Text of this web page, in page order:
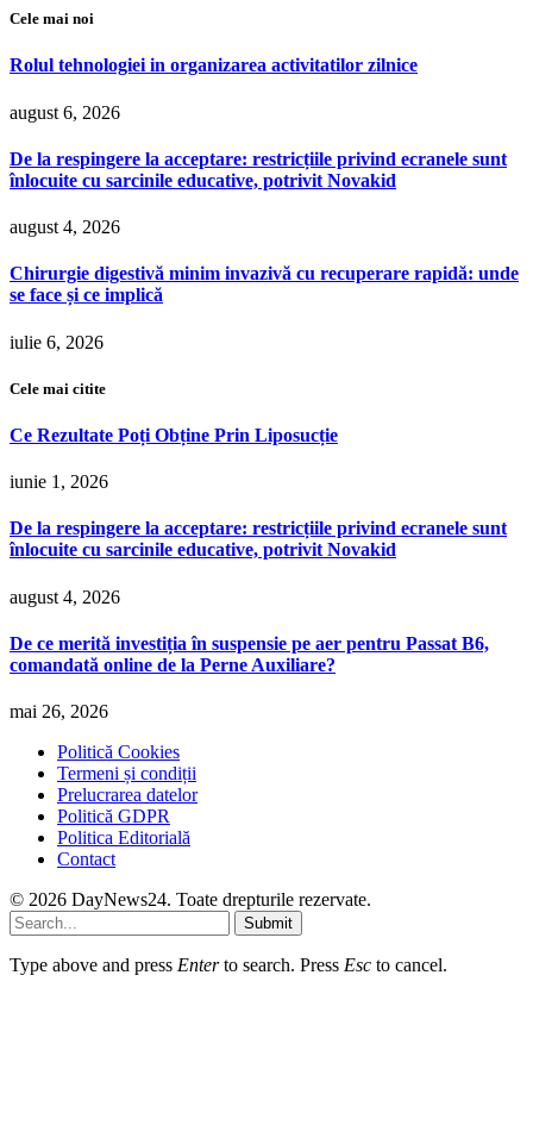
Cele mai noi
Rolul tehnologiei in organizarea activitatilor zilnice
august 6, 2026
De la respingere la acceptare: restricțiile privind ecranele sunt
înlocuite cu sarcinile educative, potrivit Novakid
august 4, 2026
Chirurgie digestivă minim invazivă cu recuperare rapidă: unde
se face și ce implică
iulie 6, 2026
Cele mai citite
Ce Rezultate Poți Obține Prin Liposucție
iunie 1, 2026
De la respingere la acceptare: restricțiile privind ecranele sunt
înlocuite cu sarcinile educative, potrivit Novakid
august 4, 2026
De ce merită investiția în suspensie pe aer pentru Passat B6,
comandată online de la Perne Auxiliare?
mai 26, 2026
Politică Cookies
Termeni și condiții
Prelucrarea datelor
Politică GDPR
Politica Editorială
Contact
© 2026 DayNews24. Toate drepturile rezervate.
Submit
Type above and press Enterto search. Press Esc to cancel.